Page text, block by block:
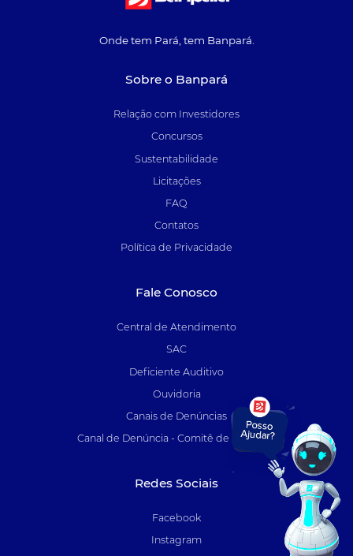
Onde tem Pará, tem Banpará.
Sobre o Banpará
Relação com Investidores
Concursos
Sustentabilidade
Licitações
FAQ
Contatos
Política de Privacidade
Fale Conosco
Central de Atendimento
SAC
Deficiente Auditivo
Ouvidoria
Canais de Denúncias
Canal de Denúncia - Comitê de Auditoria
Redes Sociais
Facebook
Instagram